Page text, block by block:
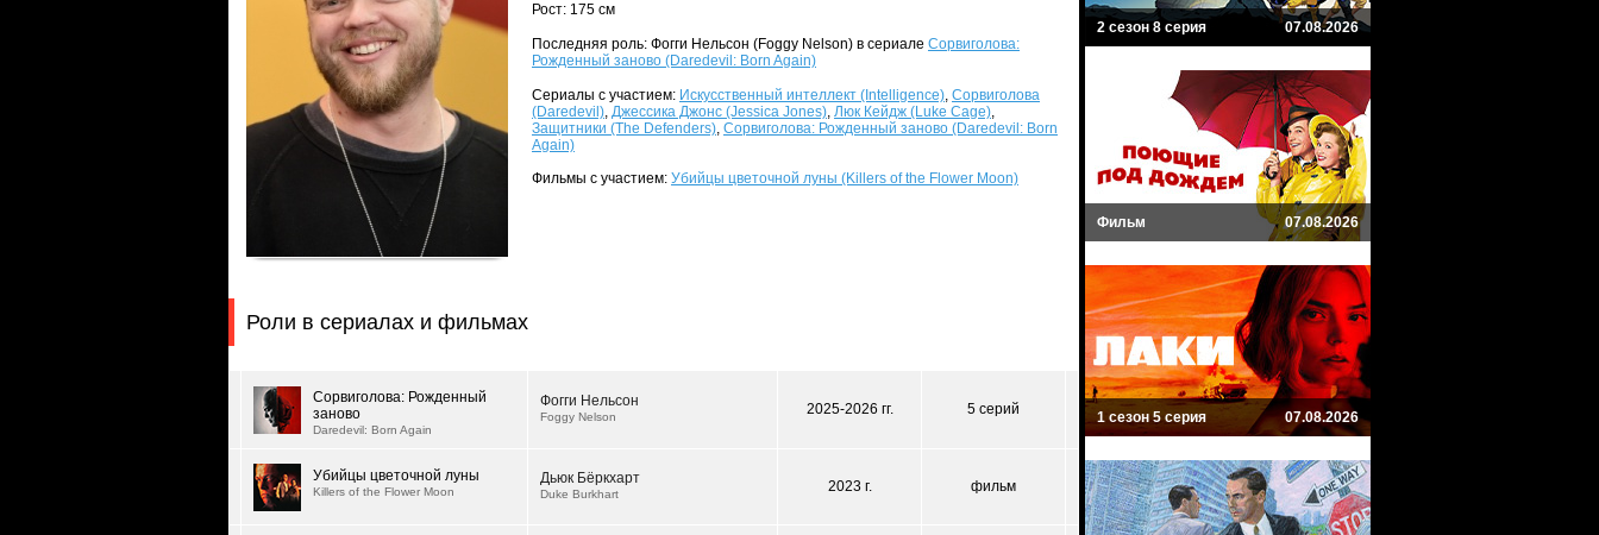
Рост: 175 см
Последняя роль: Фогги Нельсон (Foggy Nelson) в сериале Сорвиголова:
Рожденный заново (Daredevil: Born Again)
Сериалы с участием: Искусственный интеллект (Intelligence), Сорвиголова
(Daredevil), Джессика Джонс (Jessica Jones), Люк Кейдж (Luke Cage),
Защитники (The Defenders), Сорвиголова: Рожденный заново (Daredevil: Born
Again)
Фильмы с участием: Убийцы цветочной луны (Killers of the Flower Moon)
Роли в сериалах и фильмах
Сорвиголова: Рожденный
заново
Daredevil: Born Again
Фогги Нельсон
Foggy Nelson 2025-2026 гг. 5 серий
Убийцы цветочной луны
Killers of the Flower Moon
Дьюк Бёркхарт
Duke Burkhart 2023 г. фильм
2 сезон 8 серия 07.08.2026
Фильм 07.08.2026
1 сезон 5 серия 07.08.2026